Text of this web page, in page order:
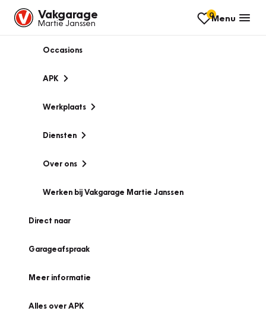
Vakgarage
Martie Janssen
0Menu
Occasions
APK
Werkplaats
Diensten
Over ons
Werken bij Vakgarage Martie Janssen
Direct naar
Garageafspraak
Meer informatie
Alles over APK